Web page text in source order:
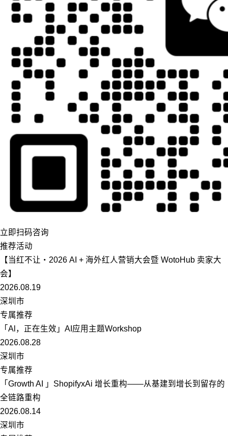
立即扫码咨询
推荐活动
【当红不让・2026 AI + 海外红人营销大会暨 WotoHub 卖家大
会】
2026.08.19
深圳市
专属推荐
「Al，正在生效」AI应用主题Workshop
2026.08.28
深圳市
专属推荐
「Growth AI 」ShopifyxAi 增长重构——从基建到增长到留存的
全链路重构
2026.08.14
深圳市